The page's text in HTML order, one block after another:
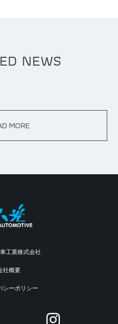
NEWS
MORE
工業株式会社
社概要
シーポリシー